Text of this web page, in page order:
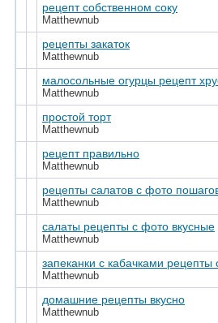
рецепт собственном соку
Matthewnub
рецепты закаток
Matthewnub
малосольные огурцы рецепт
Matthewnub
простой торт
Matthewnub
рецепт правильно
Matthewnub
рецепты салатов с фото
Matthewnub
салаты рецепты с фото вкусные
Matthewnub
запеканки с кабачками рецепты
Matthewnub
домашние рецепты вкусно
Matthewnub